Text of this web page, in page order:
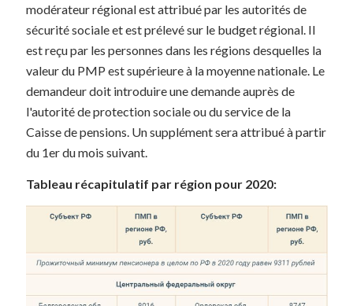
modérateur régional est attribué par les autorités de
sécurité sociale et est prélevé sur le budget régional. Il
est reçu par les personnes dans les régions desquelles la
valeur du PMP est supérieure à la moyenne nationale. Le
demandeur doit introduire une demande auprès de
l'autorité de protection sociale ou du service de la
Caisse de pensions. Un supplément sera attribué à partir
du 1er du mois suivant.
Tableau récapitulatif par région pour 2020: